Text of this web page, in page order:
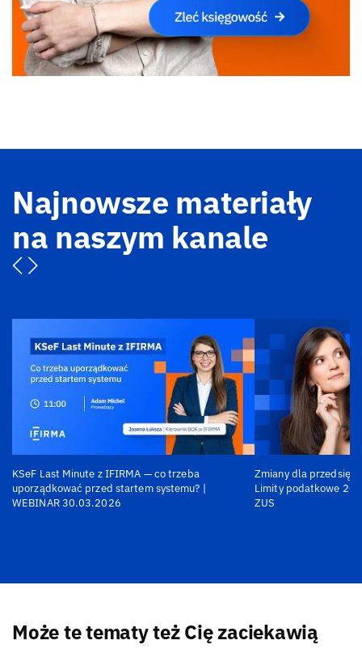
Najnowsze materiały
na naszym kanale
KSeF Last Minute z IFIRMA — co trzeba
uporządkować przed startem systemu? |
WEBINAR 30.03.2026
Zmiany dla
Limity podatkowe
ZUS
Może te tematy też Cię zaciekawią